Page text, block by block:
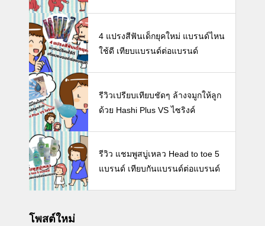
4 แปรงสีฟันเด็กยุคใหม่ แบรนด์ไหน
ใช้ดี เทียบแบรนด์ต่อแบรนด์
รีวิวเปรียบเทียบชัดๆ ล้างจมูกให้ลูก
ด้วย Hashi Plus VS ไซริงค์
รีวิว แชมพูสบู่เหลว Head to toe 5
แบรนด์ เทียบกันแบรนด์ต่อแบรนด์
โพสต์ใหม่